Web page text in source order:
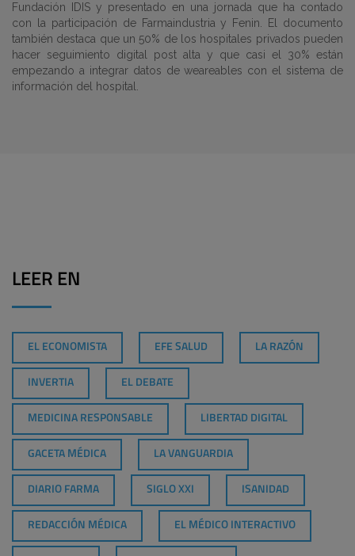
Fundación IDIS y presentado en una jornada que ha contado
con la participación de Farmaindustria y Fenin. El documento
también destaca que un 50% de los hospitales privados pueden
hacer seguimiento digital post alta y que casi el 30% están
empezando a integrar datos de weareables con el sistema de
información del hospital.
LEER EN
EL ECONOMISTA EFE SALUD LA RAZÓN
INVERTIA EL DEBATE
MEDICINA RESPONSABLE LIBERTAD DIGITAL
GACETA MÉDICA LA VANGUARDIA
DIARIO FARMA SIGLO XXI ISANIDAD
REDACCIÓN MÉDICA EL MÉDICO INTERACTIVO